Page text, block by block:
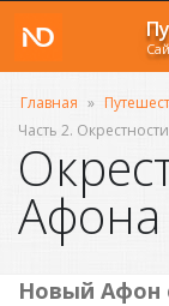
Главная »
Часть 2.
Афона
Новый Афон